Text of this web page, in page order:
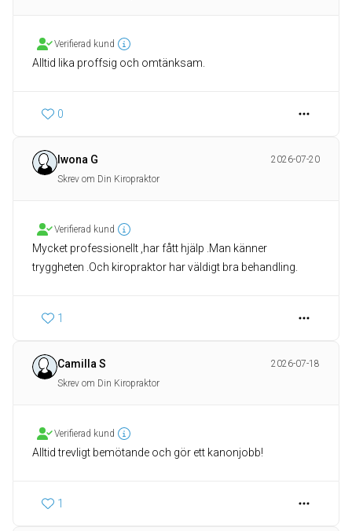
Verifierad kund
Alltid lika proffsig och omtänksam.
0
Iwona G
2026-07-20
Skrev om Din Kiropraktor
Verifierad kund
Mycket professionellt ,har fått hjälp .Man känner
tryggheten .Och kiropraktor har väldigt bra behandling.
1
Camilla S
2026-07-18
Skrev om Din Kiropraktor
Verifierad kund
Alltid trevligt bemötande och gör ett kanonjobb!
1